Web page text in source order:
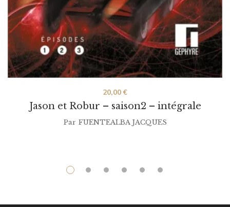
Jason et Robur – saison2 – intégrale
20,00€
Par FUENTEALBA JACQUES